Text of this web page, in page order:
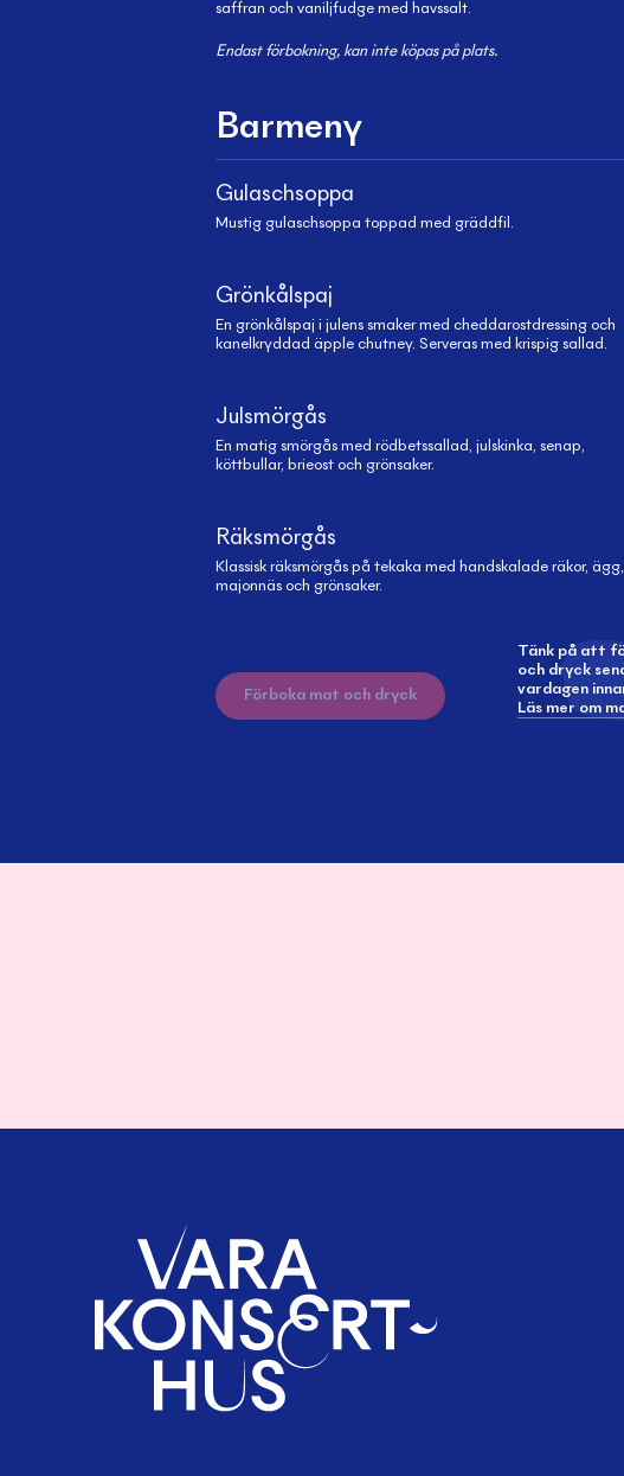
saffran och vaniljfudge med havssalt.
Endast förbokning, kan inte köpas på plats.
Barmeny
Gulaschsoppa
Mustig gulaschsoppa toppad med gräddfil.
Grönkålspaj
En grönkålspaj i julens smaker med cheddarostdressing och
kanelkryddad äpple chutney. Serveras med krispig sallad.
Julsmörgås
En matig smörgås med rödbetssallad, julskinka, senap,
köttbullar, brieost och grönsaker.
Räksmörgås
Klassisk räksmörgås på tekaka med handskalade räkor, ägg,
majonnäs och grönsaker.
Förboka mat och dryck
Tänk på att
och dryck
vardagen
Läs mer om